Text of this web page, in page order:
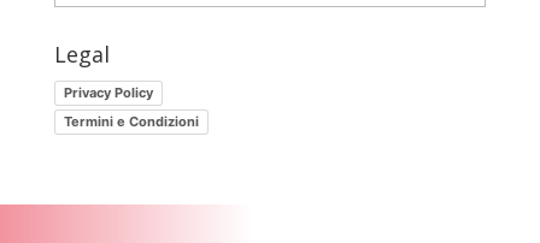
sei
perso
questi
post?
Legal
Privacy Policy
Termini e Condizioni